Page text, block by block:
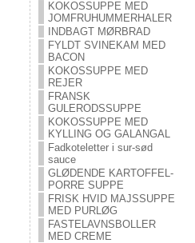
KOKOSSUPPE MED
JOMFRUHUMMERHALER
INDBAGT MØRBRAD
FYLDT SVINEKAM MED
BACON
KOKOSSUPPE MED
REJER
FRANSK
GULERODSSUPPE
KOKOSSUPPE MED
KYLLING OG GALANGAL
Fadkoteletter i sur-sød
sauce
GLØDENDE KARTOFFEL-
PORRE SUPPE
FRISK HVID MAJSSUPPE
MED PURLØG
FASTELAVNSBOLLER
MED CREME